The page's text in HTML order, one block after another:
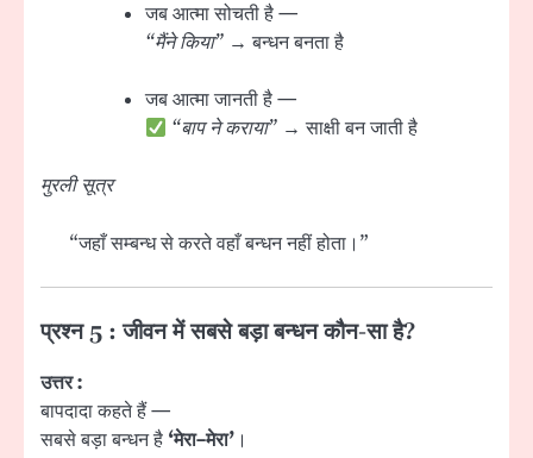
जब आत्मा सोचती है —
“मैंने किया” → बन्धन बनता है
जब आत्मा जानती है —
“बाप ने कराया” → साक्षी बन जाती है
मुरली सूत्र
“जहाँ सम्बन्ध से करते वहाँ बन्धन नहीं होता।”
प्रश्न 5 : जीवन में सबसे बड़ा बन्धन कौन-सा है?
उत्तर :
बापदादा कहते हैं —
सबसे बड़ा बन्धन है ‘मेरा–मेरा’ ।